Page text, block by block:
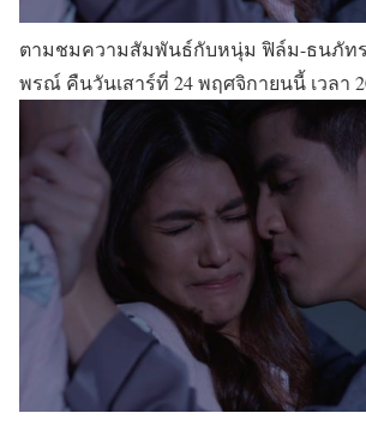
ตามชมความสัมพันธ์กับหนุ่ม ฟิล์ม-ธนภัท
พรณ์ คืนวันเสาร์ที่ 24 พฤศจิกายนนี้ เวลา